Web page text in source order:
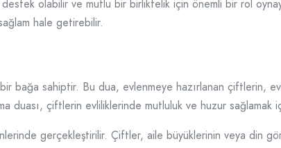
olabilir ve mutlu bir birliktelik için önemli bir rol
hale getirebilir.
bağa sahiptir. Bu dua, evlenmeye hazırlanan çiftlerin,
duası, çiftlerin evliliklerinde mutluluk ve huzur sağlamak
gerçekleştirilir. Çiftler, aile büyüklerinin veya din